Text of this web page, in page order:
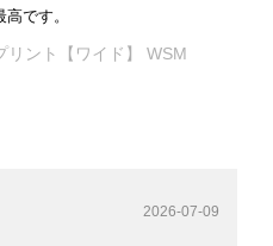
です。
リント【ワイド】 WSM
2026-07-09